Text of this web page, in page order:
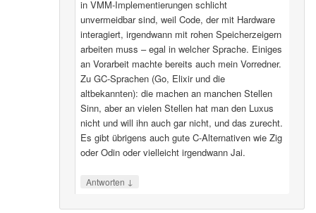
in VMM-Implementierungen schlicht
unvermeidbar sind, weil Code, der mit Hardware
interagiert, irgendwann mit rohen Speicherzeigern
arbeiten muss – egal in welcher Sprache. Einiges
an Vorarbeit machte bereits auch mein Vorredner.
Zu GC-Sprachen (Go, Elixir und die
altbekannten): die machen an manchen Stellen
Sinn, aber an vielen Stellen hat man den Luxus
nicht und will ihn auch gar nicht, und das zurecht.
Es gibt übrigens auch gute C-Alternativen wie Zig
oder Odin oder vielleicht irgendwann Jai.
Antworten ↓